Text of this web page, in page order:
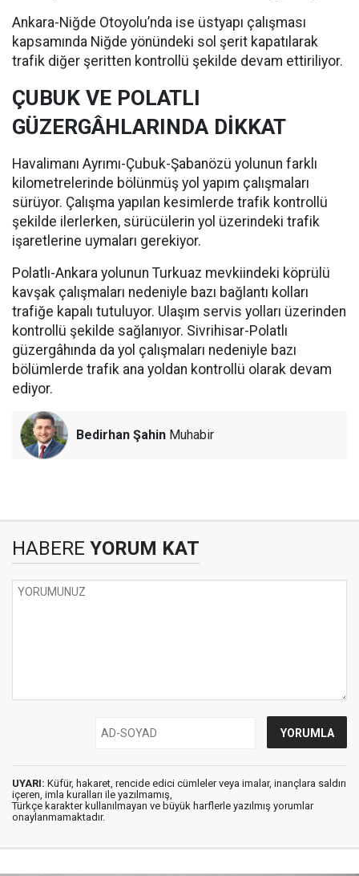
Ankara-Niğde Otoyolu’nda ise üstyapı çalışması
kapsamında Niğde yönündeki sol şerit kapatılarak
trafik diğer şeritten kontrollü şekilde devam ettiriliyor.
ÇUBUK VE POLATLI
GÜZERGÂHLARINDA DİKKAT
Havalimanı Ayrımı-Çubuk-Şabanözü yolunun farklı
kilometrelerinde bölünmüş yol yapım çalışmaları
sürüyor. Çalışma yapılan kesimlerde trafik kontrollü
şekilde ilerlerken, sürücülerin yol üzerindeki trafik
işaretlerine uymaları gerekiyor.
Polatlı-Ankara yolunun Turkuaz mevkiindeki köprülü
kavşak çalışmaları nedeniyle bazı bağlantı kolları
trafiğe kapalı tutuluyor. Ulaşım servis yolları üzerinden
kontrollü şekilde sağlanıyor. Sivrihisar-Polatlı
güzergâhında da yol çalışmaları nedeniyle bazı
bölümlerde trafik ana yoldan kontrollü olarak devam
ediyor.
Bedirhan Şahin Muhabir
HABERE YORUM KAT
UYARI: Küfür, hakaret, rencide edici cümleler veya imalar, inançlara saldırı
içeren, imla kuralları ile yazılmamış,
Türkçe karakter kullanılmayan ve büyük harflerle yazılmış yorumlar
onaylanmamaktadır.